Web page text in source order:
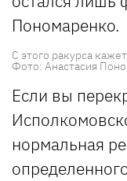
С этого ракурса
Фото: Анастасия
Если вы
нормальная